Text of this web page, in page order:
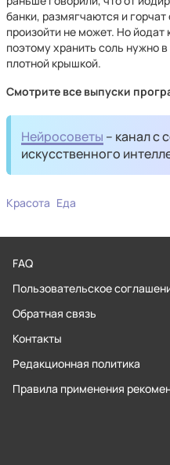
банки, размягчаются и
произойти не может. Но йодат
поэтому хранить соль нужно
плотной крышкой.
Смотрите все выпуски
Нейросоветы – канал с
искусственного
Красота Еда
FAQ
Пользовательское
Обратная связь
Контакты
Редакционная политика
Правила применения